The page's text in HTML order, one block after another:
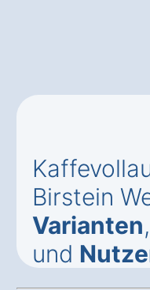
Birstein
Varianten,
und